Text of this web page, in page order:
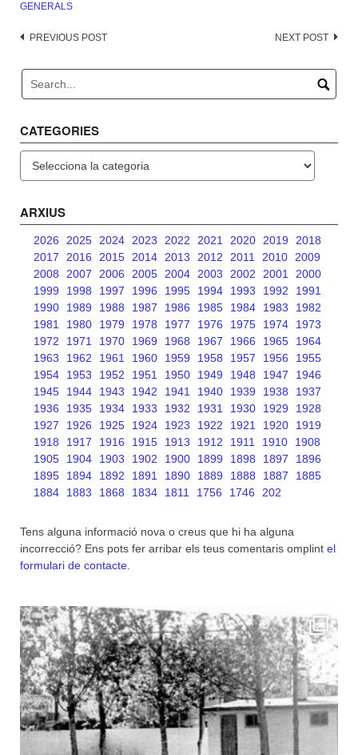
GENERALS
Post
PREVIOUS POST NEXT POST
CATEGORIES
ARXIUS
2026 2025 2024 2023 2022 2021 2020 2019
2018
2017
2016 2015 2014 2013 2012 2011 2010
2009
2008
2007 2006 2005 2004 2003 2002 2001
2000
1999
1998 1997 1996 1995 1994 1993 1992
1991
1990
1989 1988 1987 1986 1985 1984 1983
1982
1981
1980 1979 1978 1977 1976 1975 1974
1973
1972
1971 1970 1969 1968 1967 1966 1965
1964
1963
1962 1961 1960 1959 1958 1957 1956
1955
1954
1953 1952 1951 1950 1949 1948 1947
1946
1945
1944 1943 1942 1941 1940 1939 1938
1937
1936
1935 1934 1933 1932 1931 1930 1929
1928
1927
1926 1925 1924 1923 1922 1921 1920
1919
1918
1917 1916 1915 1913 1912 1911 1910
1908
1905
1904 1903 1902 1900 1899 1898 1897
1896
1895
1894 1892 1891 1890 1889 1888 1887
1885
1884
1883 1868 1834 1811 1756 1746 202
Tens alguna informació nova o creus que hi ha alguna
incorrecció? Ens pots fer arribar els teus comentaris omplint el
formulari de contacte